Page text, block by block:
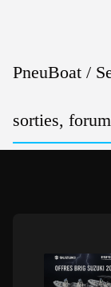
PneuBoat /
sorties,